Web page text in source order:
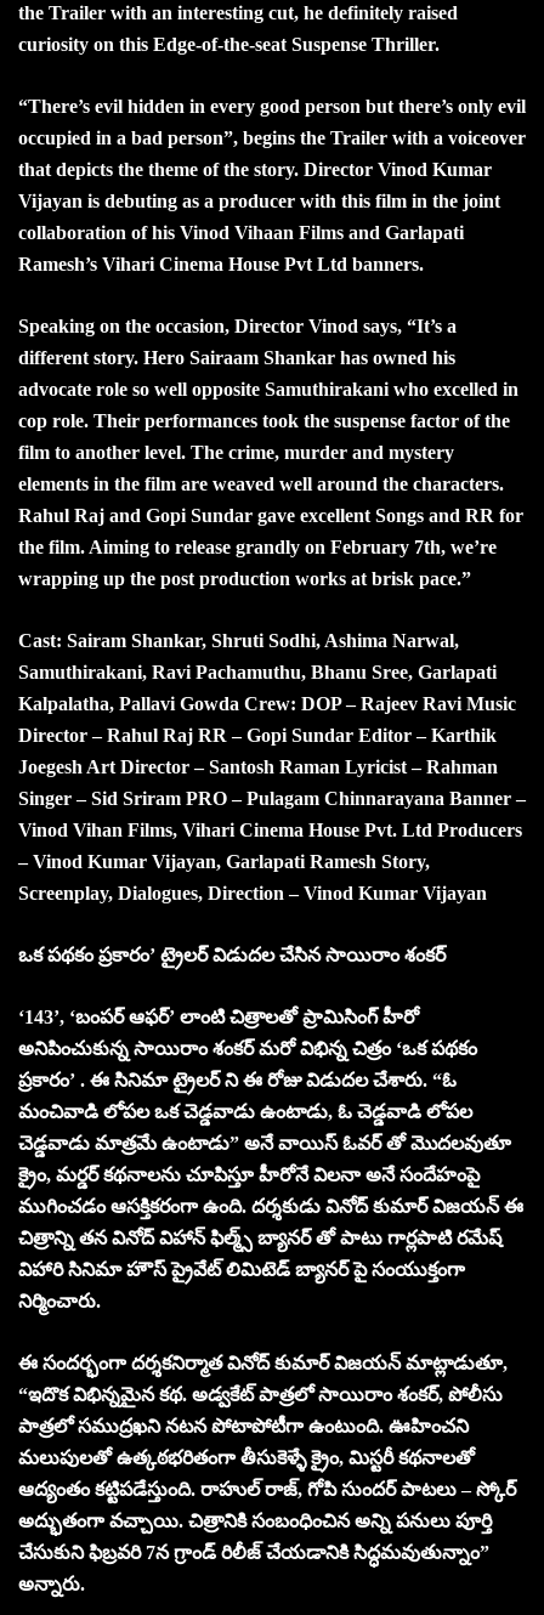
the Trailer with an interesting cut, he definitely raised
curiosity on this Edge-of-the-seat Suspense Thriller.
“There’s evil hidden in every good person but there’s only evil
occupied in a bad person”, begins the Trailer with a voiceover
that depicts the theme of the story. Director Vinod Kumar
Vijayan is debuting as a producer with this film in the joint
collaboration of his Vinod Vihaan Films and Garlapati
Ramesh’s Vihari Cinema House Pvt Ltd banners.
Speaking on the occasion, Director Vinod says, “It’s a
different story. Hero Sairaam Shankar has owned his
advocate role so well opposite Samuthirakani who excelled in
cop role. Their performances took the suspense factor of the
film to another level. The crime, murder and mystery
elements in the film are weaved well around the characters.
Rahul Raj and Gopi Sundar gave excellent Songs and RR for
the film. Aiming to release grandly on February 7th, we’re
wrapping up the post production works at brisk pace.”
Cast: Sairam Shankar, Shruti Sodhi, Ashima Narwal,
Samuthirakani, Ravi Pachamuthu, Bhanu Sree, Garlapati
Kalpalatha, Pallavi Gowda Crew: DOP – Rajeev Ravi Music
Director – Rahul Raj RR – Gopi Sundar Editor – Karthik
Joegesh Art Director – Santosh Raman Lyricist – Rahman
Singer – Sid Sriram PRO – Pulagam Chinnarayana Banner –
Vinod Vihan Films, Vihari Cinema House Pvt. Ltd Producers
– Vinod Kumar Vijayan, Garlapati Ramesh Story,
Screenplay, Dialogues, Direction – Vinod Kumar Vijayan
ఒక పథకం ప్రకారం’ ట్రైలర్ విడుదల చేసిన సాయిరాం శంకర్
‘143’, ‘బంపర్ ఆఫర్’ లాంటి చిత్రాలతో ప్రామిసింగ్ హీరో
అనిపించుకున్న సాయిరాం శంకర్ మరో విభిన్న చిత్రం ‘ఒక పథకం
ప్రకారం’ . ఈ సినిమా ట్రైలర్ ని ఈ రోజు విడుదల చేశారు. “ఓ
మంచివాడి లోపల ఒక చెడ్డవాడు ఉంటాడు, ఓ చెడ్డవాడి లోపల
చెడ్డవాడు మాత్రమే ఉంటాడు” అనే వాయిస్ ఓవర్ తో మొదలవుతూ
క్రైం, మర్డర్ కథనాలను చూపిస్తూ హీరోనే విలనా అనే సందేహంపై
ముగించడం ఆసక్తికరంగా ఉంది. దర్శకుడు వినోద్ కుమార్ విజయన్ ఈ
చిత్రాన్ని తన వినోద్ విహాన్ ఫిల్మ్స్ బ్యానర్ తో పాటు గార్లపాటి రమేష్
విహారి సినిమా హౌస్ ప్రైవేట్ లిమిటెడ్ బ్యానర్ పై సంయుక్తంగా
నిర్మించారు.
ఈ సందర్భంగా దర్శకనిర్మాత వినోద్ కుమార్ విజయన్ మాట్లాడుతూ,
“ఇదొక విభిన్నమైన కథ. అడ్వకేట్ పాత్రలో సాయిరాం శంకర్, పోలీసు
పాత్రలో సముద్రఖని నటన పోటాపోటీగా ఉంటుంది. ఊహించని
మలుపులతో ఉత్కఠభరితంగా తీసుకెళ్ళే క్రైం, మిస్టరీ కథనాలతో
ఆద్యంతం కట్టిపడేస్తుంది. రాహుల్ రాజ్, గోపి సుందర్ పాటలు – స్కోర్
అద్భుతంగా వచ్చాయి. చిత్రానికి సంబంధించిన అన్ని పనులు పూర్తి
చేసుకుని ఫిబ్రవరి 7న గ్రాండ్ రిలీజ్ చేయడానికి సిద్ధమవుతున్నాం”
అన్నారు.